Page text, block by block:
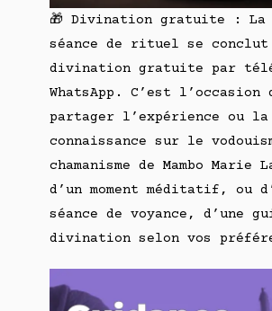
🎁 Divination gratuite : La
séance de rituel se conclut
divination gratuite par
WhatsApp. C’est l’occasion
partager l’expérience ou la
connaissance sur le
chamanisme de Mambo Marie
d’un moment méditatif, ou
séance de voyance, d’une
divination selon vos